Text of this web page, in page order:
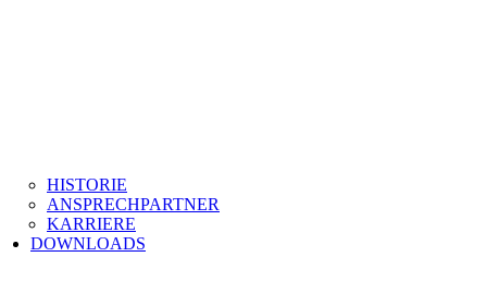
HISTORIE
ANSPRECHPARTNER
KARRIERE
DOWNLOADS